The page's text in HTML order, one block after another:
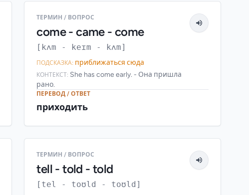
ТЕРМИН / ВОПРОС
come - came - come
[kʌm - keɪm - kʌm]
ПОДСКАЗКА: приближаться сюда
КОНТЕКСТ: She has come early. - Она пришла
рано.
ПЕРЕВОД / ОТВЕТ
приходить
ТЕРМИН / ВОПРОС
tell - told - told
[tel - toʊld - toʊld]